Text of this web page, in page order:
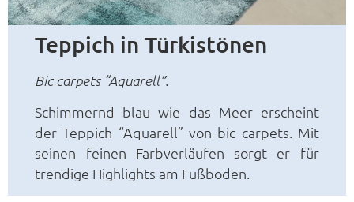
Teppich in Türkistönen
Bic carpets “Aquarell”.
Schimmernd blau wie das Meer erscheint
der Teppich “Aquarell” von bic carpets. Mit
seinen feinen Farbverläufen sorgt er für
trendige Highlights am Fußboden.